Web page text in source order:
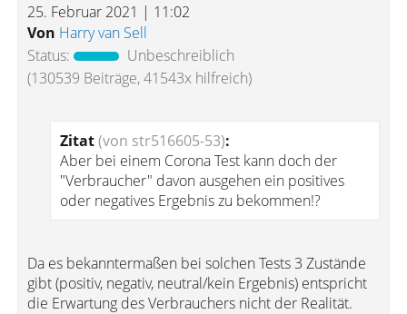
25. Februar 2021 | 11:02
Von Harry van Sell
Status:
Unbeschreiblich
(130539 Beiträge, 41543x hilfreich)
Zitat(von str516605-53):
Aber bei einem Corona Test kann doch der
"Verbraucher" davon ausgehen ein positives
oder negatives Ergebnis zu bekommen!?
Da es bekanntermaßen bei solchen Tests 3 Zustände
gibt (positiv, negativ, neutral/kein Ergebnis) entspricht
die Erwartung des Verbrauchers nicht der Realität.